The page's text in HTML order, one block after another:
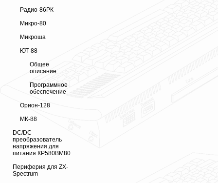
Радио-86РК
Микро-80
Микроша
ЮТ-88
Общее
описание
Программное
обеспечение
Орион-128
МК-88
DC/DC
преобразователь
напряжения для
питания КР580ВМ80
Периферия для ZX-
Spectrum